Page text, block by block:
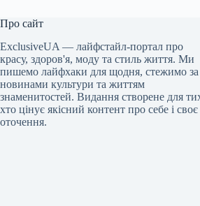
Про сайт
ExclusiveUA — лайфстайл-портал про
красу, здоров'я, моду та стиль життя. Ми
пишемо лайфхаки для щодня, стежимо за
новинами культури та життям
знаменитостей. Видання створене для
хто цінує якісний контент про себе і своє
оточення.